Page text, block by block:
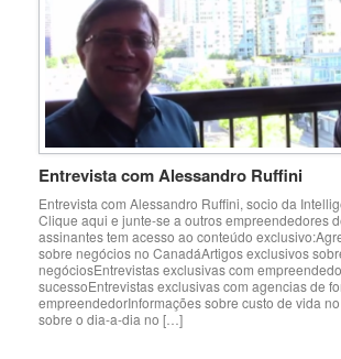
Entrevista com Alessandro Ruffini
Entrevista com Alessandro Ruffini, socio da
Clique aqui e junte-se a outros empreendedores
assinantes tem acesso ao conteúdo
sobre negócios no CanadáArtigos exclusivos
negóciosEntrevistas exclusivas com
sucessoEntrevistas exclusivas com agencias de
empreendedorInformações sobre custo de vida
sobre o dia-a-dia no […]